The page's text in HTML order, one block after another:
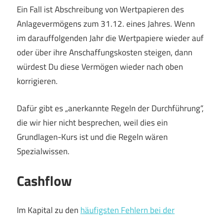
Ein Fall ist Abschreibung von Wertpapieren des
Anlagevermögens zum 31.12. eines Jahres. Wenn
im darauffolgenden Jahr die Wertpapiere wieder auf
oder über ihre Anschaffungskosten steigen, dann
würdest Du diese Vermögen wieder nach oben
korrigieren.
Dafür gibt es „anerkannte Regeln der Durchführung“,
die wir hier nicht besprechen, weil dies ein
Grundlagen-Kurs ist und die Regeln wären
Spezialwissen.
Cashflow
Im Kapital zu den häufigsten Fehlern bei der